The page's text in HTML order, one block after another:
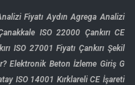
Fiyatı Aydın Agrega Analizi
ISO 22000 Çankırı CE
ISO 27001 Fiyatı Çankırı Şekil
Elektronik Beton İzleme Giriş G
ISO 14001 Kırklareli CE İşareti